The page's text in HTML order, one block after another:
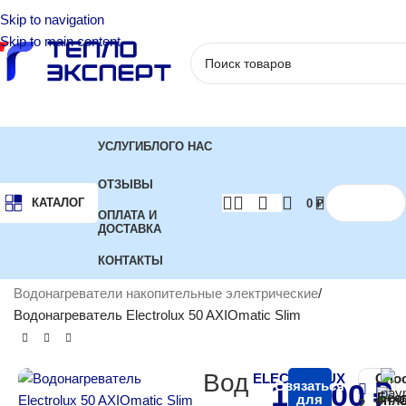
Skip to navigation
Skip to main content
КАТАЛОГ
УСЛУГИБЛОГО НАС
ОТЗЫВЫ
ОПЛАТА И
ДОСТАВКА
КОНТАКТЫ
0 ₽
Водонагреватели накопительные электрические
Водонагреватель Electrolux 50 AXIOmatic Slim
Вод ELECTROLUX
17 500 ₽
Связаться
для